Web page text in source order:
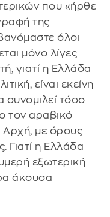
που «ήρθε
της
όλοι
μόνο λίγες
γιατί η Ελλάδα
είναι εκείνη
συνομιλεί τόσο
τον αραβικό
Αρχή, με όρους
Γιατί η Ελλάδα
εξωτερική
άκουσα